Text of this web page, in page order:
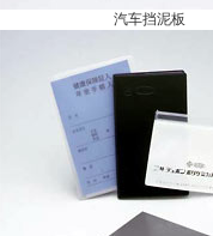
汽车挡泥板